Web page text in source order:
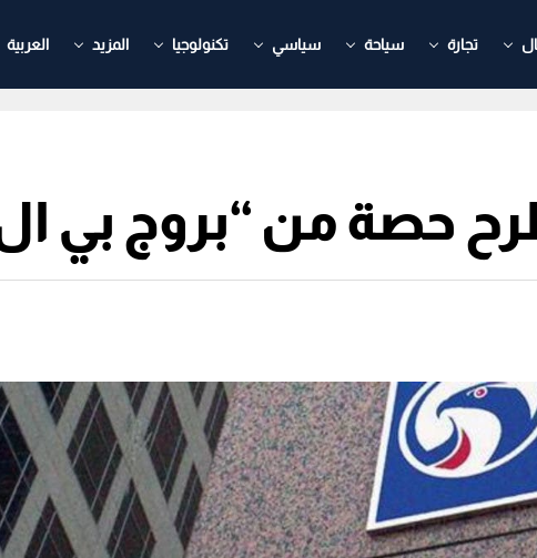
تجارة سياحة سياسي تكنولوجيا المزيد العربية
حصة من “بروج بي